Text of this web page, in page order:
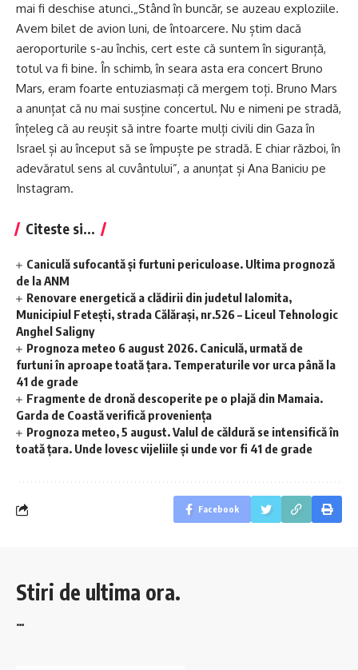
mai fi deschise atunci.„Stând în buncăr, se auzeau exploziile.
Avem bilet de avion luni, de întoarcere. Nu știm dacă
aeroporturile s-au închis, cert este că suntem în siguranță,
totul va fi bine. În schimb, în seara asta era concert Bruno
Mars, eram foarte entuziasmați că mergem toți. Bruno Mars
a anunțat că nu mai susține concertul. Nu e nimeni pe stradă,
înțeleg că au reușit să intre foarte mulți civili din Gaza în
Israel și au început să se împuște pe stradă. E chiar război, în
adevăratul sens al cuvântului”, a anunțat și Ana Baniciu pe
Instagram.
Citeste si...
Caniculă sufocantă și furtuni periculoase. Ultima prognoză
de la ANM
Renovare energetică a clădirii din judetul Ialomita,
Municipiul Fetești, strada Călărași, nr.526 – Liceul Tehnologic
Anghel Saligny
Prognoza meteo 6 august 2026. Caniculă, urmată de
furtuni în aproape toată țara. Temperaturile vor urca până la
41 de grade
Fragmente de dronă descoperite pe o plajă din Mamaia.
Garda de Coastă verifică proveniența
Prognoza meteo, 5 august. Valul de căldură se intensifică în
toată țara. Unde lovesc vijeliile și unde vor fi 41 de grade
Facebook
Stiri de ultima ora.
…